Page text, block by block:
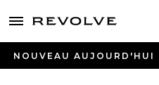
menu - shows more content
NOUVEAU AUJOURD'HUI